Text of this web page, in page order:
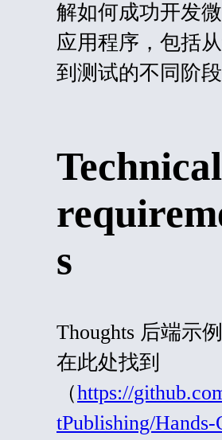
解如何成功开发
应用程序，包括
到测试的不同阶段
Technical
s
Thoughts 后端示
在此处找到
（https://
tPublishing/Hands-